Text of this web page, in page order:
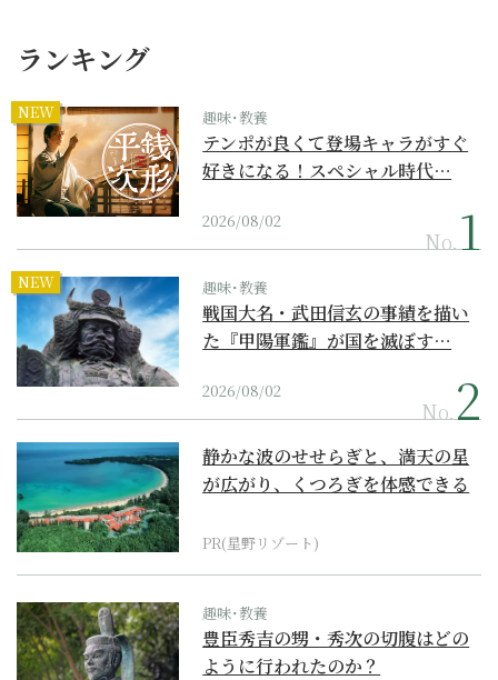
ランキング
NEW 趣味･教養
テンポが良くて登場キャラがすぐ
好きになる！スペシャル時代…
2026/08/02
No.
NEW 趣味･教養
戦国大名・武田信玄の事績を描い
た『甲陽軍鑑』が国を滅ぼす…
2026/08/02
No.
静かな波のせせらぎと、満天の星
が広がり、くつろぎを体感できる
PR(星野リゾート)
趣味･教養
豊臣秀吉の甥・秀次の切腹はどの
ように行われたのか？